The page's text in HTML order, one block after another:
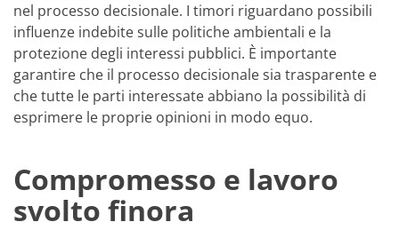
nel processo decisionale. I timori riguardano possibili
influenze indebite sulle politiche ambientali e la
protezione degli interessi pubblici. È importante
garantire che il processo decisionale sia trasparente e
che tutte le parti interessate abbiano la possibilità di
esprimere le proprie opinioni in modo equo.
Compromesso e lavoro
svolto finora